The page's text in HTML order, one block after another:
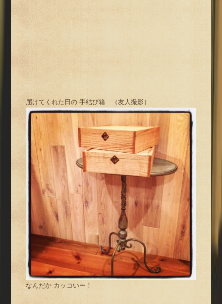
届けてくれた日の 手結び箱 （友人撮影）
なんだか カッコいー！